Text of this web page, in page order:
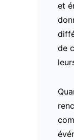
et
de